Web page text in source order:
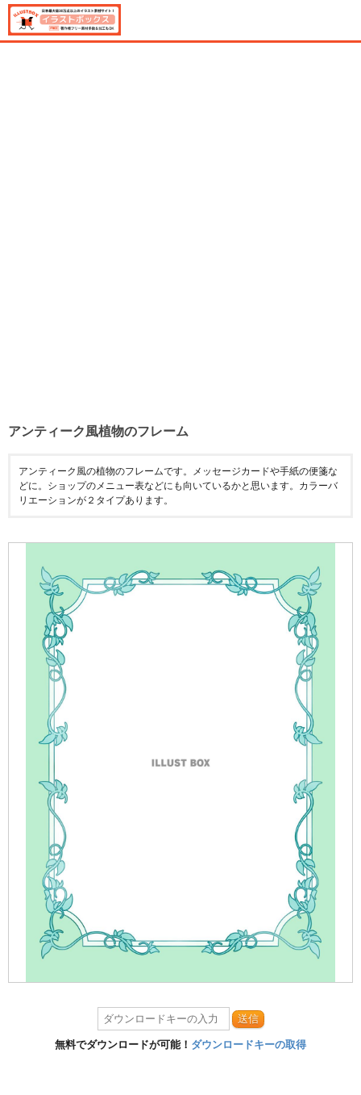
アンティーク風植物のフレーム
アンティーク風の植物のフレームです。メッセージカードや手紙の便箋な
どに。ショップのメニュー表などにも向いているかと思います。カラーバ
リエーションが２タイプあります。
送信
無料でダウンロードが可能！ ダウンロードキーの取得